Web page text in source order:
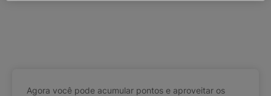
Agora você pode acumular pontos e aproveitar os